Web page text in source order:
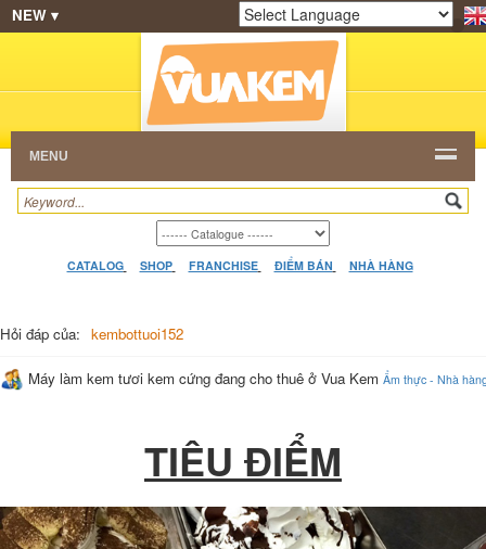
SHOP HẠT CAFE
NHÀ HÀNG
CATALOG VIDEO HỎI ĐÁP
NEW ▾
Powered by Translate
MENU
CATALOG SHOP FRANCHISE ĐIỂM BÁN NHÀ HÀNG
Hỏi đáp của: kembottuoi152
Máy làm kem tươi kem cứng đang cho thuê ở Vua Kem Ẩm thực - Nhà
TIÊU ĐIỂM